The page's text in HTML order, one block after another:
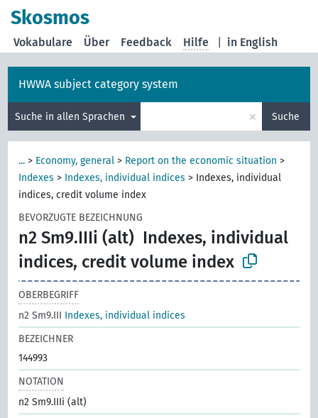
Skosmos
in English
Vokabulare Über Feedback Hilfe
HWWA subject category system
Suche in allen Sprachen × Suche
... > Economy, general > Report on the economic situation >
Indexes > Indexes, individual indices > Indexes, individual
indices, credit volume index
BEVORZUGTE BEZEICHNUNG
n2 Sm9.IIIi (alt) Indexes, individual
indices, credit volume index
OBERBEGRIFF
n2 Sm9.III Indexes, individual indices
BEZEICHNER
144993
NOTATION
n2 Sm9.IIIi (alt)